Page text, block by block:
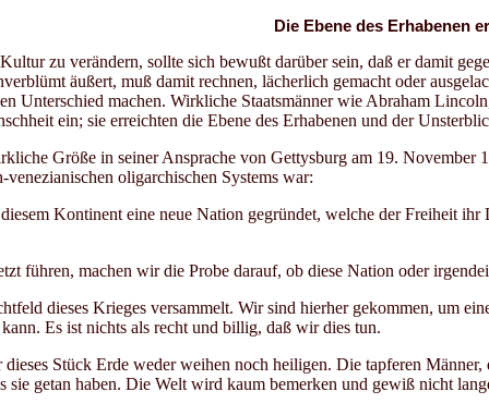
Die Ebene des Erhabenen
zu verändern, sollte sich bewußt darüber sein, daß er damit
äußert, muß damit rechnen, lächerlich gemacht oder
Unterschied machen. Wirkliche Staatsmänner wie Abraham
ein; sie erreichten die Ebene des Erhabenen und der
Größe in seiner Ansprache von Gettysburg am 19.
oligarchischen Systems war:
Kontinent eine neue Nation gegründet, welche der Freiheit
führen, machen wir die Probe darauf, ob diese Nation oder
dieses Krieges versammelt. Wir sind hierher gekommen, um
Es ist nichts als recht und billig, daß wir dies tun.
Stück Erde weder weihen noch heiligen. Die tapferen
sie getan haben. Die Welt wird kaum bemerken und gewiß nicht